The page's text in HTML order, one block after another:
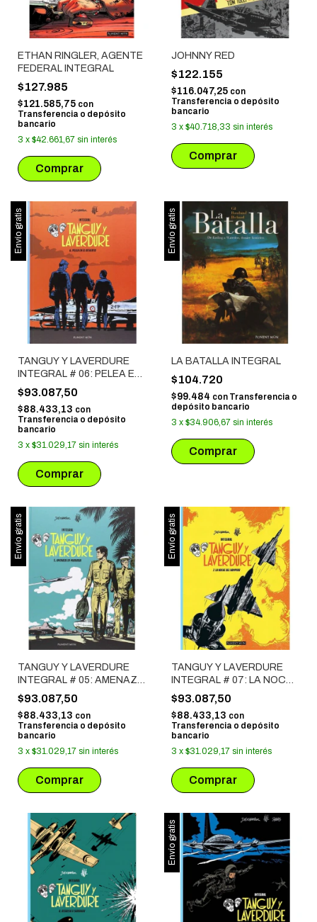
ETHAN RINGLER, AGENTE
FEDERAL INTEGRAL
$127.985
$121.585,75 con
Transferencia o depósito
bancario
3 x $42.661,67 sin interés
JOHNNY RED
$122.155
$116.047,25 con
Transferencia o depósito
bancario
3 x $40.718,33 sin interés
Envío gratis
TANGUY Y LAVERDURE
INTEGRAL # 06: PELEA EN
EL DESIERTO
$93.087,50
$88.433,13 con
Transferencia o depósito
bancario
3 x $31.029,17 sin interés
Envío gratis
LA BATALLA INTEGRAL
$104.720
$99.484 con Transferencia o
depósito bancario
3 x $34.906,67 sin interés
Envío gratis
TANGUY Y LAVERDURE
INTEGRAL # 05: AMENAZA
EN MURUROA
$93.087,50
$88.433,13 con
Transferencia o depósito
bancario
3 x $31.029,17 sin interés
Envío gratis
TANGUY Y LAVERDURE
INTEGRAL # 07: LA NOCHE
DEL VAMPIRO
$93.087,50
$88.433,13 con
Transferencia o depósito
bancario
3 x $31.029,17 sin interés
Envío gratis